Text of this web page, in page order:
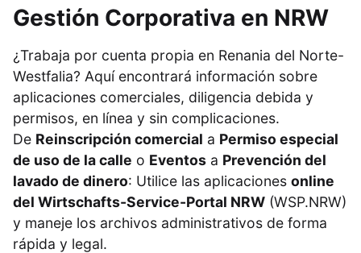
Gestión Corporativa en NRW
¿Trabaja por cuenta propia en Renania del Norte-
Westfalia? Aquí encontrará información sobre
aplicaciones comerciales, diligencia debida y
permisos, en línea y sin complicaciones.
De Reinscripción comercial a Permiso especial
de uso de la calle o Eventos a Prevención del
lavado de dinero: Utilice las aplicaciones online
del Wirtschafts-Service-Portal NRW (WSP.NRW)
y maneje los archivos administrativos de forma
rápida y legal.